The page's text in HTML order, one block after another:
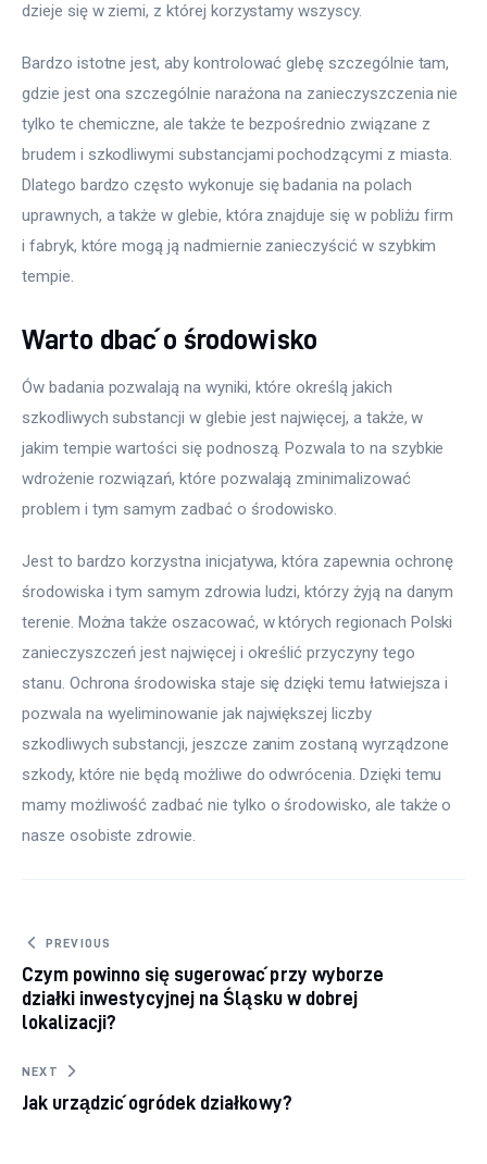
dzieje się w ziemi, z której korzystamy wszyscy.
Bardzo istotne jest, aby kontrolować glebę szczególnie tam,
gdzie jest ona szczególnie narażona na zanieczyszczenia nie
tylko te chemiczne, ale także te bezpośrednio związane z
brudem i szkodliwymi substancjami pochodzącymi z miasta.
Dlatego bardzo często wykonuje się badania na polach
uprawnych, a także w glebie, która znajduje się w pobliżu firm
i fabryk, które mogą ją nadmiernie zanieczyścić w szybkim
tempie.
Warto dbać o środowisko
Ów badania pozwalają na wyniki, które określą jakich
szkodliwych substancji w glebie jest najwięcej, a także, w
jakim tempie wartości się podnoszą. Pozwala to na szybkie
wdrożenie rozwiązań, które pozwalają zminimalizować
problem i tym samym zadbać o środowisko.
Jest to bardzo korzystna inicjatywa, która zapewnia ochronę
środowiska i tym samym zdrowia ludzi, którzy żyją na danym
terenie. Można także oszacować, w których regionach Polski
zanieczyszczeń jest najwięcej i określić przyczyny tego
stanu. Ochrona środowiska staje się dzięki temu łatwiejsza i
pozwala na wyeliminowanie jak największej liczby
szkodliwych substancji, jeszcze zanim zostaną wyrządzone
szkody, które nie będą możliwe do odwrócenia. Dzięki temu
mamy możliwość zadbać nie tylko o środowisko, ale także o
nasze osobiste zdrowie.
Nawigacja wpisu
PREVIOUS
Czym powinno się sugerować przy wyborze
działki inwestycyjnej na Śląsku w dobrej
lokalizacji?
NEXT
Jak urządzić ogródek działkowy?